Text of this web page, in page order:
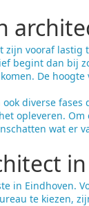
zijn vooraf
begint dan bij
De
diverse
opleveren.
wat er
in Eindhoven.
te kiezen,